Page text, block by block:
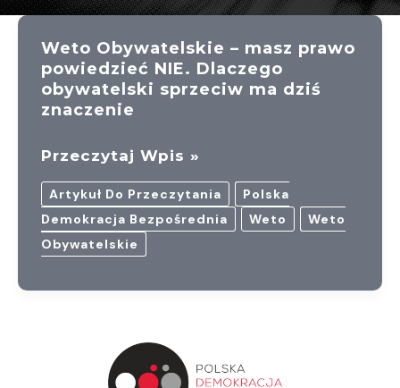
Weto Obywatelskie – masz prawo
powiedzieć NIE. Dlaczego
obywatelski sprzeciw ma dziś
znaczenie
Weto
Obywatelskie
–
Masz
Prawo
Obywatelski
Sprzeciw
Przeczytaj Wpis »
Artykuł Do Przeczytania
Polska
Demokracja Bezpośrednia
Weto
Weto
Obywatelskie